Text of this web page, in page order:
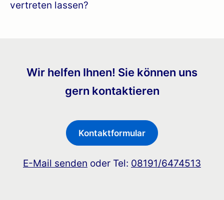
vertreten lassen?
Wir helfen Ihnen! Sie können uns
gern kontaktieren
Kontaktformular
E-Mail senden oder Tel: 08191/6474513